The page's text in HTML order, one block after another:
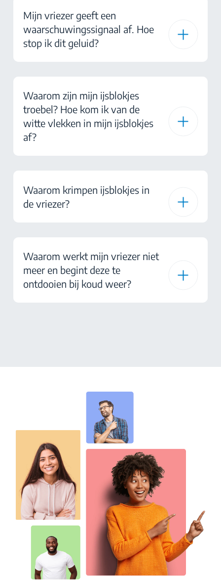
Mijn vriezer geeft een
waarschuwingssignaal af. Hoe
stop ik dit geluid?
Waarom zijn mijn ijsblokjes
troebel? Hoe kom ik van de
witte vlekken in mijn ijsblokjes
af?
Waarom krimpen ijsblokjes in
de vriezer?
Waarom werkt mijn vriezer niet
meer en begint deze te
ontdooien bij koud weer?